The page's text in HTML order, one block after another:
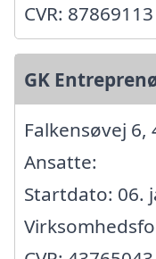
CVR: 87869113
GK
Falkensøvej 6,
Ansatte:
Startdato: 06.